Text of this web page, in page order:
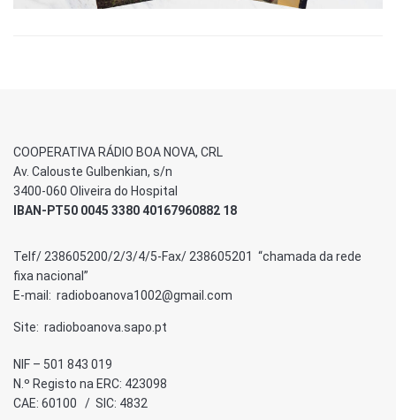
COOPERATIVA RÁDIO BOA NOVA, CRL
Av. Calouste Gulbenkian, s/n
3400-060 Oliveira do Hospital
IBAN-PT50 0045 3380 40167960882 18
Telf/ 238605200/2/3/4/5-Fax/ 238605201 “chamada da rede
fixa nacional”
E-mail: radioboanova1002@gmail.com
Site: radioboanova.sapo.pt
NIF – 501 843 019
N.º Registo na ERC: 423098
CAE: 60100 / SIC: 4832